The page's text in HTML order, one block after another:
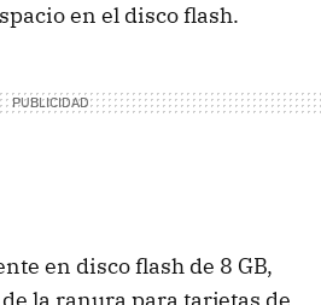
en el disco flash.
en disco flash de 8 GB,